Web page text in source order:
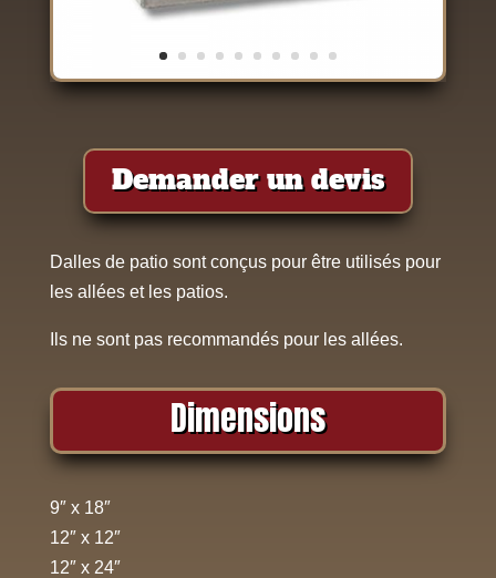
Demander un devis
Dalles de patio sont conçus pour être utilisés pour
les allées et les patios.
Ils ne sont pas recommandés pour les allées.
Dimensions
9″ x 18″
12″ x 12″
12″ x 24″